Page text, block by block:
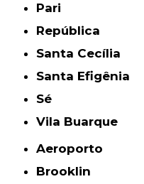
Pari
República
Santa Cecília
Santa Efigênia
Sé
Vila Buarque
Aeroporto
Brooklin